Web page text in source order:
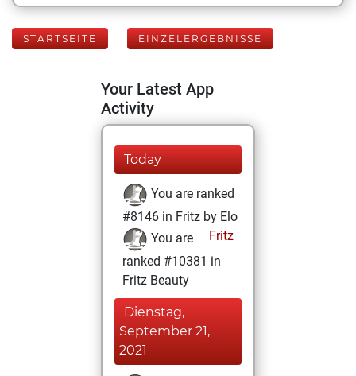
STARTSEITE EINZELERGEBNISSE
Your Latest App
Activity
Today
You are ranked
#8146 in Fritz by Elo
Fritz
You are
ranked #10381 in
Fritz Beauty
Dienstag,
September 21,
2021